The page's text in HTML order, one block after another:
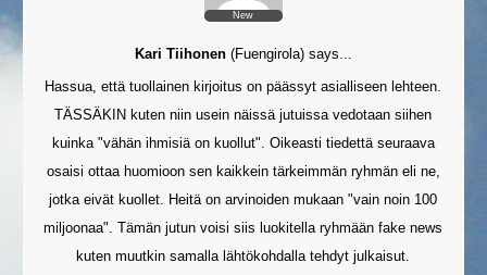
New
Kari Tiihonen (Fuengirola) says...
Hassua, että tuollainen kirjoitus on päässyt asialliseen lehteen.
TÄSSÄKIN kuten niin usein näissä jutuissa vedotaan siihen
kuinka "vähän ihmisiä on kuollut". Oikeasti tiedettä seuraava
osaisi ottaa huomioon sen kaikkein tärkeimmän ryhmän eli ne,
jotka eivät kuollet. Heitä on arvinoiden mukaan "vain noin 100
miljoonaa". Tämän jutun voisi siis luokitella ryhmään fake news
kuten muutkin samalla lähtökohdalla tehdyt julkaisut.